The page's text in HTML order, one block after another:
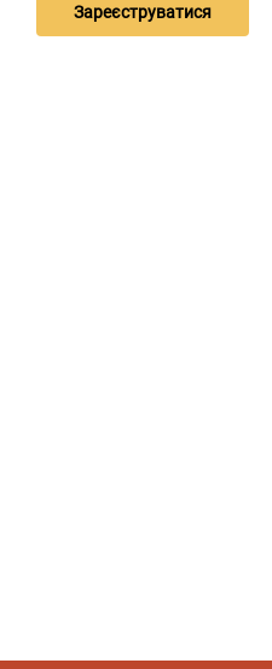
Зареєструватися